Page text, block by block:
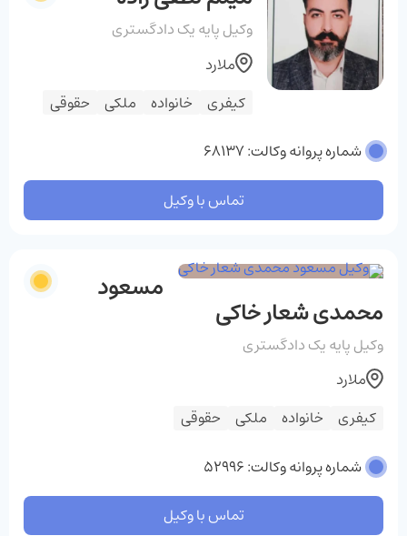
وکیل پایه یک دادگستری
کیفری خانواده ملکی حقوقی
ملارد
شماره پروانه وکالت: 68137
تماس با وکیل
مسعود
محمدی شعار خاکی
وکیل پایه یک دادگستری
کیفری خانواده ملکی حقوقی
ملارد
شماره پروانه وکالت: 52996
تماس با وکیل